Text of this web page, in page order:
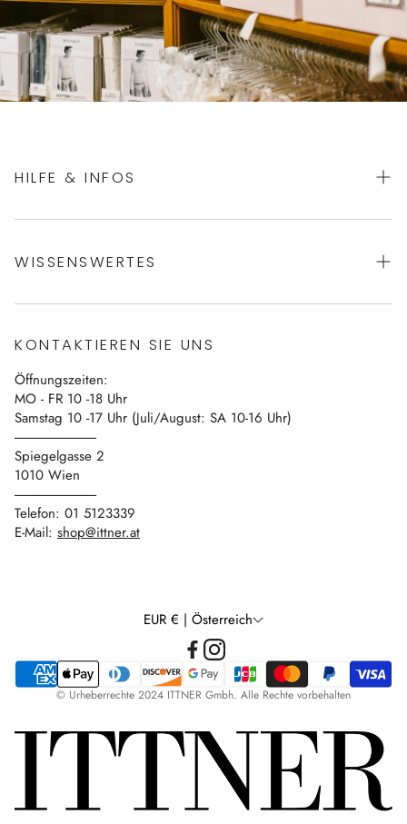
HILFE & INFOS
Datenschutz
Impressum
Vertrag widerrufen
WISSENSWERTES
Blog
Kontakt
KONTAKTIEREN SIE UNS
Öffnungszeiten:
MO - FR 10 -18 Uhr
Samstag 10 -17 Uhr (Juli/August: SA 10-16 Uhr)
------------------------------
Spiegelgasse 2
1010 Wien
------------------------------
Telefon: 01 5123339
E-Mail: shop@ittner.at
EUR € | Österreich
© Urheberrechte 2024 ITTNER Gmbh. Alle Rechte vorbehalten